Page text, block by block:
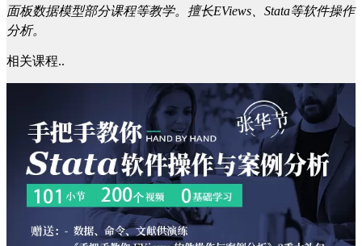
面板数据模型部分课程等教学。擅长EViews、Stata等软件操作
分析。
相关课程..